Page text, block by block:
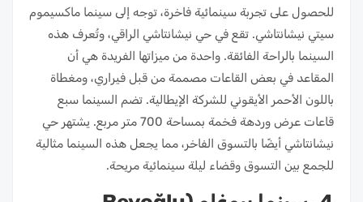
للحصول على تجربة سينمائية فاخرة، توجه إلى سينما ماكسيموم
سيتي نيشانتاشي. تقع في حي نيشانتاشي الراقي، وتُعرف هذه
السينما بالراحة الفائقة. واحدة من ميزاتها الفريدة هي أن
المقاعد في بعض القاعات مصممة من قبل فيراري، ومغطاة
باللون الأحمر الأيقوني للشركة الإيطالية. تضم السينما سبع
قاعات عرض وردهة فخمة بمساحة 700 متر مربع. يشتهر حي
نيشانتاشي أيضًا بالتسوق الفاخر، مما يجعل هذه السينما مثالية
للجمع بين التسوق وقضاء ليلة سينمائية مريحة.